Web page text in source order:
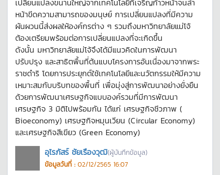
หน้าขีดความสามารถของมนุษย์ การเปลี่ยนแปลงที่มีความ
ผันผวนนี้ส่งผลให้องค์กรต่าง ๆ รวมถึงมหาวิทยาลัยแม่โจ้
ต้องเตรียมพร้อมต่อการเปลี่ยนแปลงที่จะเกิดขึ้น
ดังนั้น มหาวิทยาลัยแม่โจ้จึงได้มีแนวคิดในการพัฒนา
ปรับปรุง และสาธิตพื้นที่ต้นแบบโครงการอันเนื่องมาจากพระ
ราชดำริ โดยการประยุกต์ใช้เทคโนโลยีและนวัตกรรมให้มีความ
เหมาะสมกับบริบทของพื้นที่ เพื่อมุ่งสู่การพัฒนาอย่างยั่งยืน
ด้วยการพัฒนาเศรษฐกิจแบบองค์รวมที่มีการพัฒนา
เศรษฐกิจ 3 มิติไปพร้อมกัน ได้แก่ เศรษฐกิจชีวภาพ (
Bioeconomy) เศรษฐกิจหมุนเวียน (Circular Economy)
และเศรษฐกิจสีเขียว (Green Economy)
อุไรภัสร์ ชัยเรืองวุฒิ(ผู้บันทึกข้อมูล)
ข้อมูลวันที่ : 02/12/2565 16:07